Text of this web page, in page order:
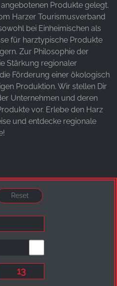
Produkte gelegt.
Harzer Tourismusverband
bei Einheimischen als
für harztypische Produkte
Zur Philosophie der
Stärkung regionaler
Förderung einer ökologisch
Produktion. Wir stellen Dir
Unternehmen und deren
vor. Erlebe den Harz
und entdecke regionale